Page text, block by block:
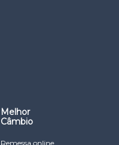
Melhor
Câmbio
Remessa online